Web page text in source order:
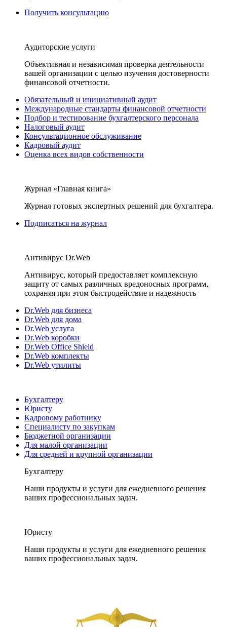
Получить консультацию
Аудиторские услуги
Объективная и независимая проверка деятельности
вашей организации с целью изучения достоверности
финансовой отчетности.
Обязательный и инициативный аудит
Международные стандарты финансовой отчетности
Подбор и тестирование бухгалтерского персонала
Налоговый аудит
Консультационное обслуживание
Кадровый аудит
Оценка всех видов собственности
Журнал «Главная книга»
Журнал готовых экспертных решений для бухгалтера.
Подписаться на журнал
Антивирус Dr.Web
Антивирус, который предоставляет комплексную
защиту от самых различных вредоносных программ,
сохраняя при этом быстродействие и надежность
Dr.Web для бизнеса
Dr.Web для дома
Dr.Web услуга
Dr.Web коробки
Dr.Web Office Shield
Dr.Web комплекты
Dr.Web утилиты
Бухгалтеру
Юристу
Кадровому работнику
Специалисту по закупкам
Бюджетной организации
Для малой организации
Для средней и крупной организации
Бухгалтеру
Наши продукты и услуги для ежедневного решения
ваших профессиональных задач.
Юристу
Наши продукты и услуги для ежедневного решения
ваших профессиональных задач.